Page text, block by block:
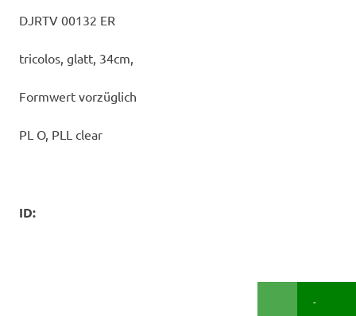
DJRTV 00132 ER
tricolos, glatt, 34cm,
Formwert vorzüglich
PL O, PLL clear
ID:
-